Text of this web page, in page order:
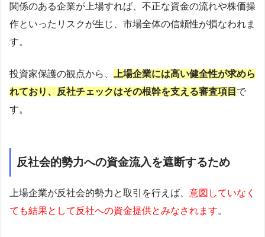
関係のある企業が上場すれば、不正な資金の流れや株価操
作といったリスクが生じ、市場全体の信頼性が損なわれま
す。
投資家保護の観点から、
上場企業には高い健全性が求めら
れており、反社チェックはその根幹を支える審査項目 で
す。
反社会的勢力への資金流入を遮断するため
上場企業が反社会的勢力と取引を行えば、 意図していなく
ても結果として反社への資金提供とみなされます。